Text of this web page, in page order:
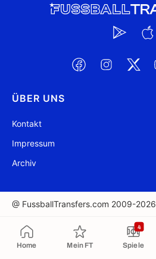
Home Mein FT Spiele
4
ÜBER UNS
Kontakt
Impressum
Archiv
@ FussballTransfers.com 2009-2026
In die Zwischenablage kopiert